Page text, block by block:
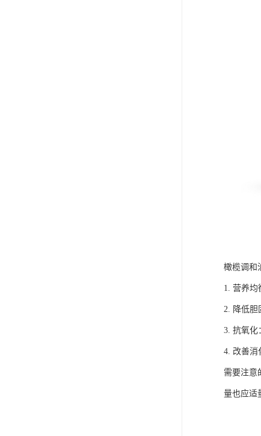
橄榄调和
1. 营养均
2. 降低胆
3. 抗氧化
4. 改善消
需要注意
量也应适